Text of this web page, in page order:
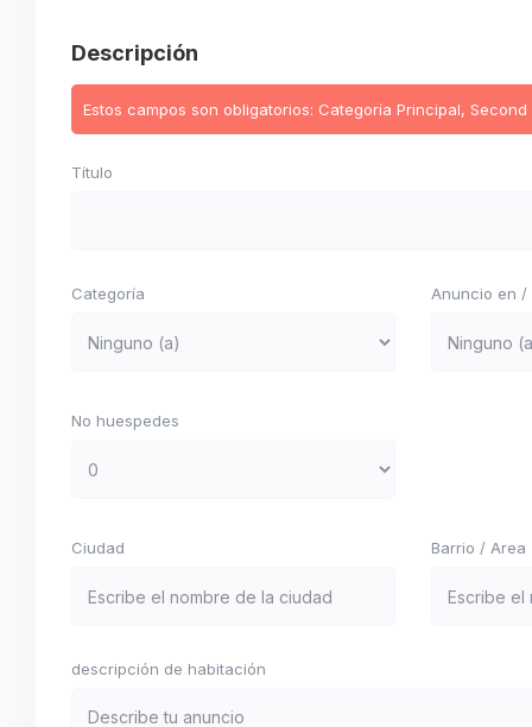
Descripción
Estos campos son obligatorios: Categoría Principal,
Título
Categoría Anuncio en
No huespedes
Ciudad Barrio / Area
descripción de habitación